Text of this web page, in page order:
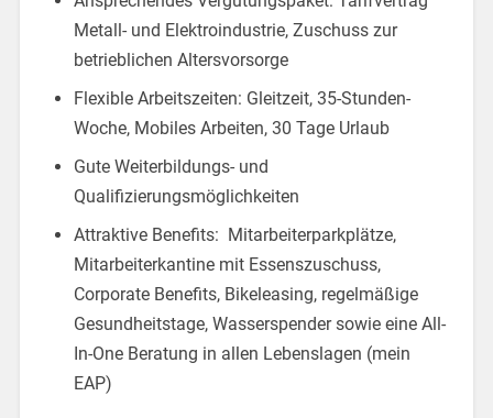
Metall- und Elektroindustrie, Zuschuss zur
betrieblichen Altersvorsorge
Flexible Arbeitszeiten: Gleitzeit, 35-Stunden-
Woche, Mobiles Arbeiten, 30 Tage Urlaub
Gute Weiterbildungs- und
Qualifizierungsmöglichkeiten
Attraktive Benefits: Mitarbeiterparkplätze,
Mitarbeiterkantine mit Essenszuschuss,
Corporate Benefits, Bikeleasing, regelmäßige
Gesundheitstage, Wasserspender sowie eine All-
In-One Beratung in allen Lebenslagen (mein
EAP)